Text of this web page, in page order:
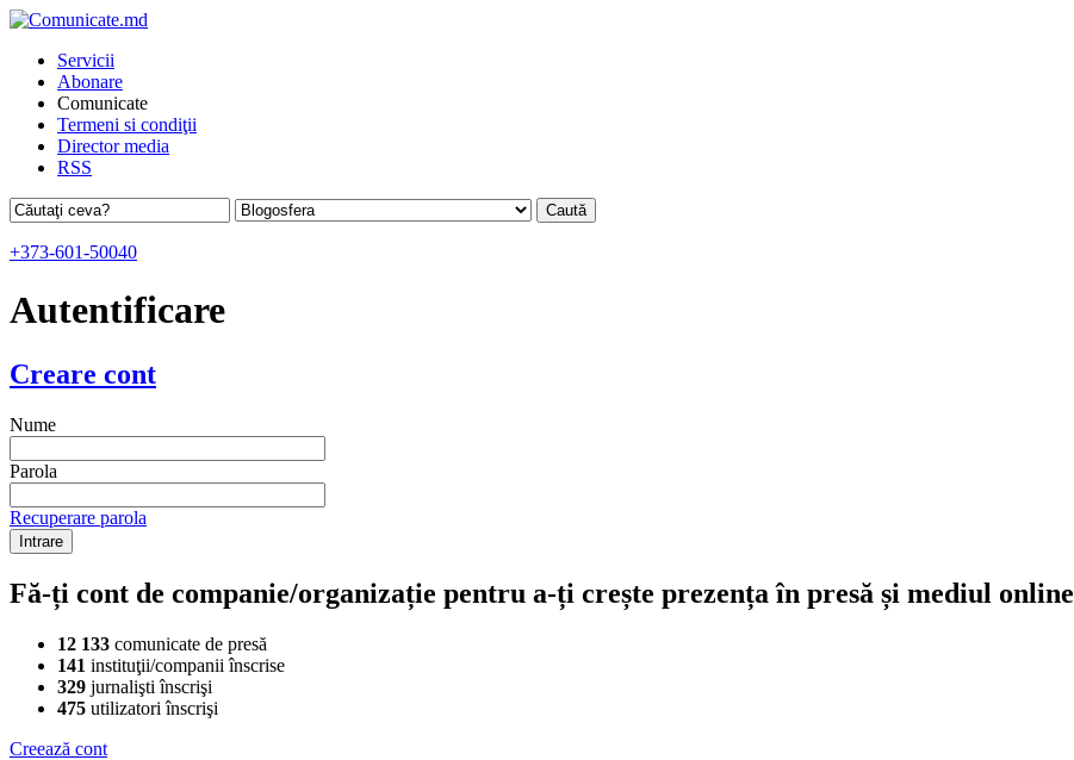
Servicii
Abonare
Comunicate
Termeni si condiţii
Director media
RSS
+373-601-50040
Autentificare
Creare cont
Nume
Parola
Recuperare parola
Fă-ți cont de companie/organizație pentru a-ți crește prezența în presă și mediul online
12 133 comunicate de presă
141 instituţii/companii înscrise
329 jurnalişti înscrişi
475 utilizatori înscrişi
Creează cont